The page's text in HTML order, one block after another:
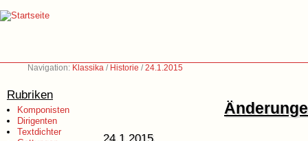
Navigation: Klassika / Historie /24.1.2015
Rubriken
Komponisten
Dirigenten
Textdichter
24.1.2015